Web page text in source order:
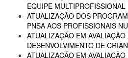
EQUIPE MULTIPROFISSIONAL
ATUALIZAÇÃO DOS
PNSA AOS PROFISSIONAIS
ATUALIZAÇÃO EM
DESENVOLVIMENTO DE
ATUALIZAÇÃO EM